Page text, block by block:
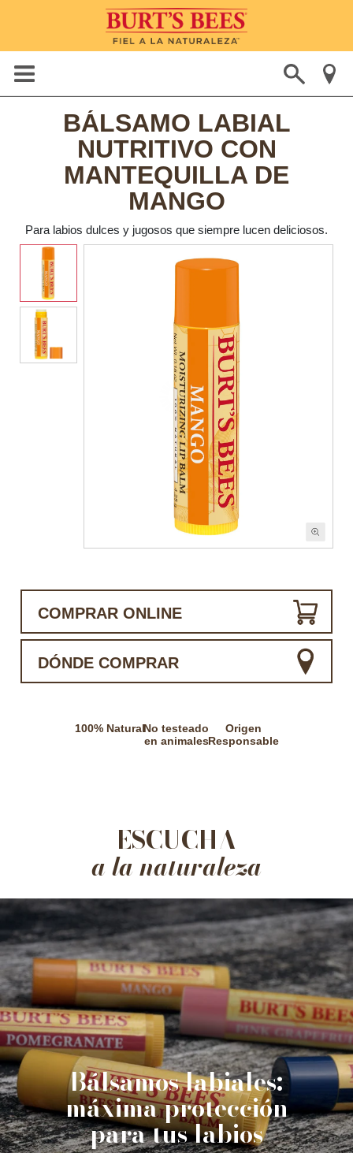
BÁLSAMO LABIAL
NUTRITIVO CON
MANTEQUILLA DE
MANGO
Para labios dulces y jugosos que siempre lucen deliciosos.
COMPRAR ONLINE
DÓNDE COMPRAR
100% NaturalNo testeado
en animales
Origen
Responsable
ESCUCHA
a la naturaleza
Bálsamos labiales:
máxima protección
para tus labios